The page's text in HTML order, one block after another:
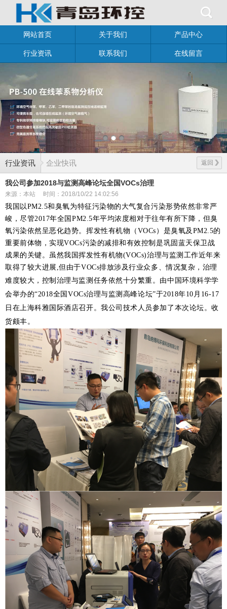
网站首页 关于我们 产品中心
行业资讯 联系我们 在线留言
行业资讯 返回
企业快讯
我公司参加2018与监测高峰论坛全国VOCs治理
来源：本站 时间：2018/10/22 14:02:56
我国以PM2.5和臭氧为特征污染物的大气复合污染形势依然非常严
峻，尽管2017年全国PM2.5年平均浓度相对于往年有所下降，但臭
氧污染依然呈恶化趋势。挥发性有机物（VOCs）是臭氧及PM2.5的
重要前体物，实现VOCs污染的减排和有效控制是巩固蓝天保卫战
成果的关键。虽然我国挥发性有机物(VOCs)治理与监测工作近年来
取得了较大进展,但由于VOCs排放涉及行业众多、情况复杂，治理
难度较大，控制治理与监测任务依然十分繁重。 由中国环境科学学
会举办的“2018全国VOCs治理与监测高峰论坛”于2018年10月16-17
日在上海科雅国际酒店召开 。我公司技术人员参加了本次论坛。收
货颇丰。